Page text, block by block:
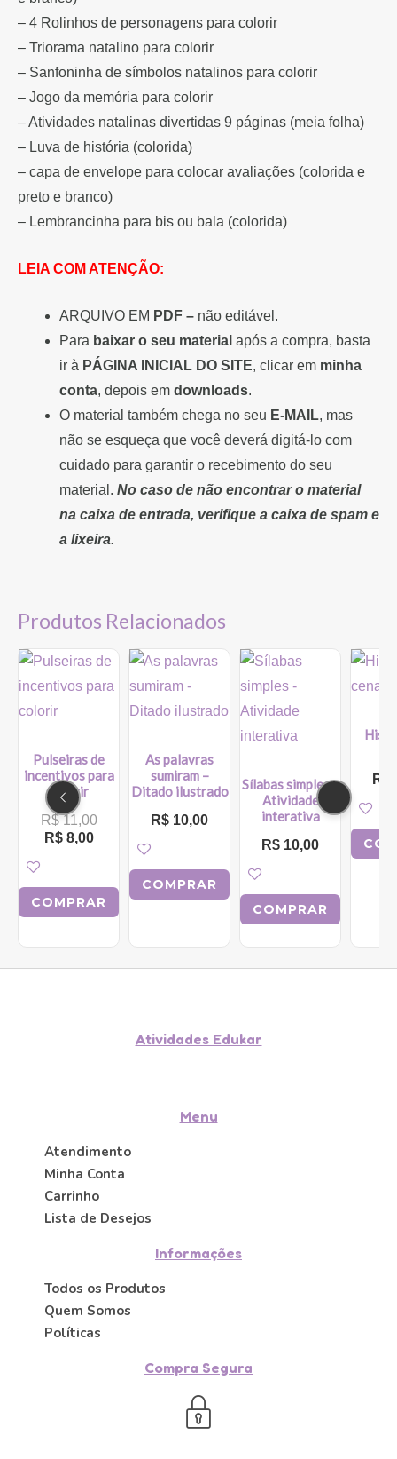
– 4 Rolinhos de personagens para colorir
– Triorama natalino para colorir
– Sanfoninha de símbolos natalinos para colorir
– Jogo da memória para colorir
– Atividades natalinas divertidas 9 páginas (meia folha)
– Luva de história (colorida)
– capa de envelope para colocar avaliações (colorida e
preto e branco)
– Lembrancinha para bis ou bala (colorida)
LEIA COM ATENÇÃO:
ARQUIVO EM PDF – não editável.
Para baixar o seu material após a compra, basta
ir à PÁGINA INICIAL DO SITE, clicar em minha
conta, depois em downloads.
O material também chega no seu E-MAIL, mas
não se esqueça que você deverá digitá-lo com
cuidado para garantir o recebimento do seu
material. No caso de não encontrar o material
na caixa de entrada, verifique a caixa de spam e
a lixeira.
Produtos Relacionados
Pulseiras de
incentivos para
colorir
R$11,00
O
original
R$8,00
O
atual
COMPRAR
As palavras
sumiram –
Ditado ilustrado
R$ 10,00
COMPRAR
Sílabas simples –
Atividade
interativa
R$ 10,00
COMPRAR
R$
Atividades Edukar
Menu
Atendimento
Minha Conta
Carrinho
Lista de Desejos
Informações
Todos os Produtos
Quem Somos
Políticas
Compra Segura